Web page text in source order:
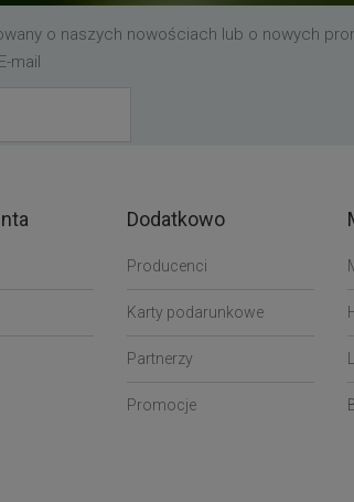
o naszych nowościach lub o nowych
mail
Dodatkowo
Producenci
Karty podarunkowe
Partnerzy
Promocje